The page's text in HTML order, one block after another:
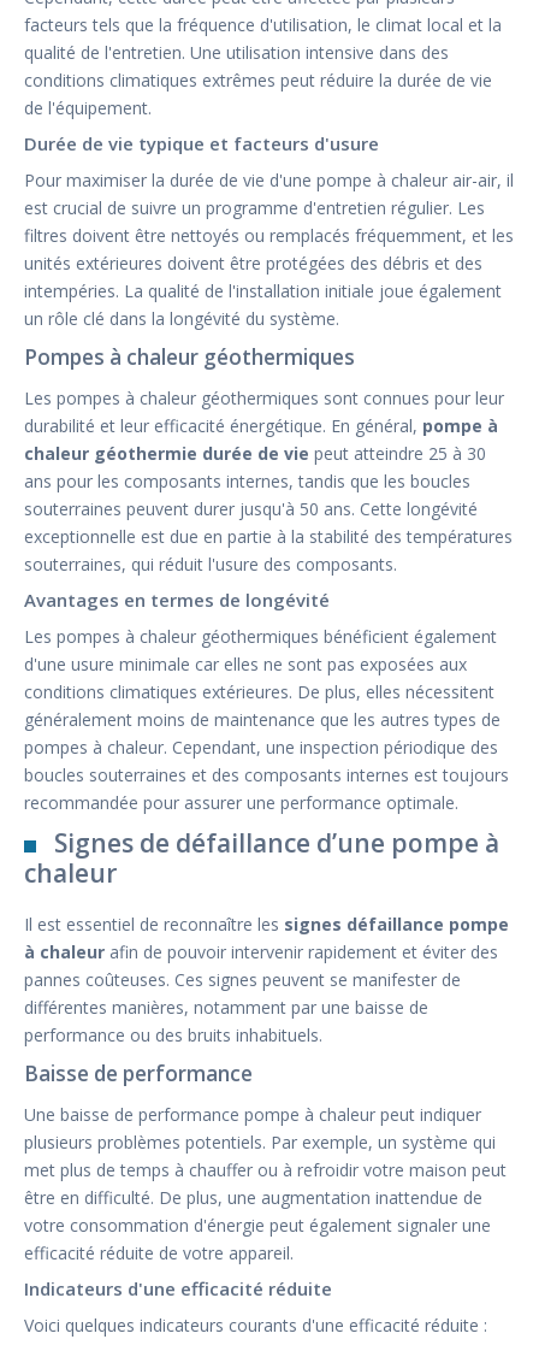
facteurs tels que la fréquence d'utilisation, le climat local et la
qualité de l'entretien. Une utilisation intensive dans des
conditions climatiques extrêmes peut réduire la durée de vie
de l'équipement.
Durée de vie typique et facteurs d'usure
Pour maximiser la durée de vie d'une pompe à chaleur air-air, il
est crucial de suivre un programme d'entretien régulier. Les
filtres doivent être nettoyés ou remplacés fréquemment, et les
unités extérieures doivent être protégées des débris et des
intempéries. La qualité de l'installation initiale joue également
un rôle clé dans la longévité du système.
Pompes à chaleur géothermiques
Les pompes à chaleur géothermiques sont connues pour leur
durabilité et leur efficacité énergétique. En général, pompe à
chaleur géothermie durée de vie peut atteindre 25 à 30
ans pour les composants internes, tandis que les boucles
souterraines peuvent durer jusqu'à 50 ans. Cette longévité
exceptionnelle est due en partie à la stabilité des températures
souterraines, qui réduit l'usure des composants.
Avantages en termes de longévité
Les pompes à chaleur géothermiques bénéficient également
d'une usure minimale car elles ne sont pas exposées aux
conditions climatiques extérieures. De plus, elles nécessitent
généralement moins de maintenance que les autres types de
pompes à chaleur. Cependant, une inspection périodique des
boucles souterraines et des composants internes est toujours
recommandée pour assurer une performance optimale.
Signes de défaillance d’une pompe à
chaleur
Il est essentiel de reconnaître les signes défaillance pompe
à chaleur afin de pouvoir intervenir rapidement et éviter des
pannes coûteuses. Ces signes peuvent se manifester de
différentes manières, notamment par une baisse de
performance ou des bruits inhabituels.
Baisse de performance
Une baisse de performance pompe à chaleur peut indiquer
plusieurs problèmes potentiels. Par exemple, un système qui
met plus de temps à chauffer ou à refroidir votre maison peut
être en difficulté. De plus, une augmentation inattendue de
votre consommation d'énergie peut également signaler une
efficacité réduite de votre appareil.
Indicateurs d'une efficacité réduite
Voici quelques indicateurs courants d'une efficacité réduite :